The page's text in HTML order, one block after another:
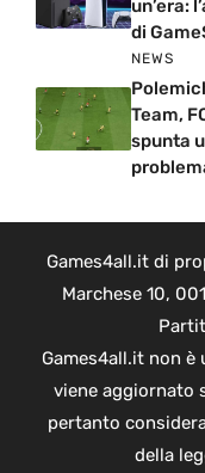
un’era:
di
NEWS
Team,
spunta
Games4all.it di
Marchese 10,
Games4all.it non
viene aggiornato
pertanto
della